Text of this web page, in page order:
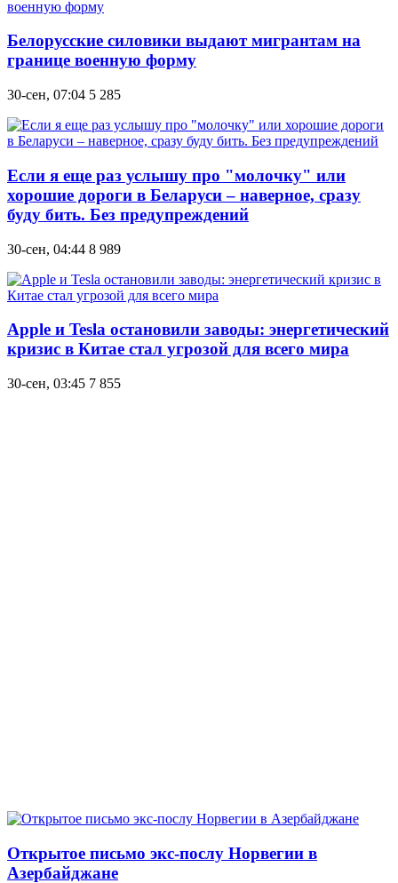
Белорусские силовики выдают мигрантам на
границе военную форму
30-сен, 07:04 5 285
Если я еще раз услышу про "молочку" или
хорошие дороги в Беларуси – наверное, сразу
буду бить. Без предупреждений
30-сен, 04:44 8 989
Apple и Tesla остановили заводы: энергетический
кризис в Китае стал угрозой для всего мира
30-сен, 03:45 7 855
Открытое письмо экс-послу Норвегии в
Азербайджане